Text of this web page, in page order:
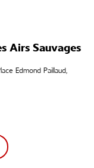
Airs Sauvages
Edmond Paillaud,